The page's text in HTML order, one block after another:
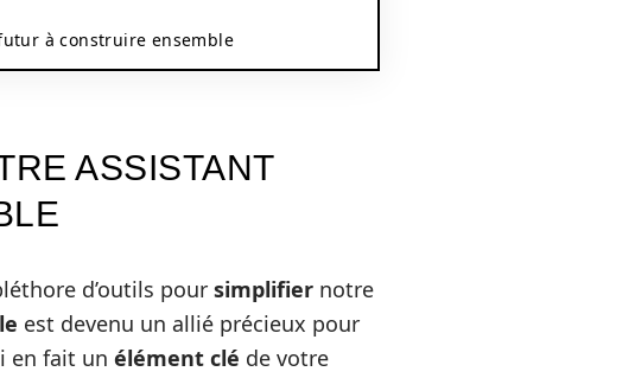
à construire ensemble
ASSISTANT
d’outils pour simplifier notre
est devenu un allié précieux pour
en fait un élément clé de votre